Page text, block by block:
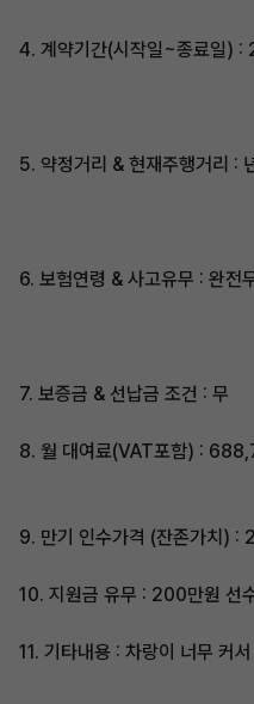
4. 계약기간(시작일~종료
5. 약정거리 & 현재주행거리
6. 보험연령 & 사고유무 : 완전
7. 보증금 & 선납금 조건 : 무​
8. 월 대여료(VAT포함) :
9. 만기 인수가격 (잔존가치)
​10. 지원금 유무 : 200만원 선
11. 기타내용 : 차랑이 너무 커